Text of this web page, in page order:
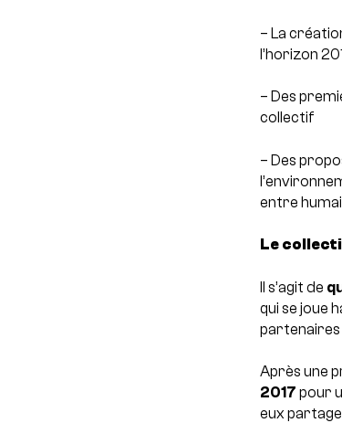
– La
l’horizon
– Des
collectif
– Des
entre
Le
Il s’agit de
qui se joue
partenaires
Après une
2017 pour
eux